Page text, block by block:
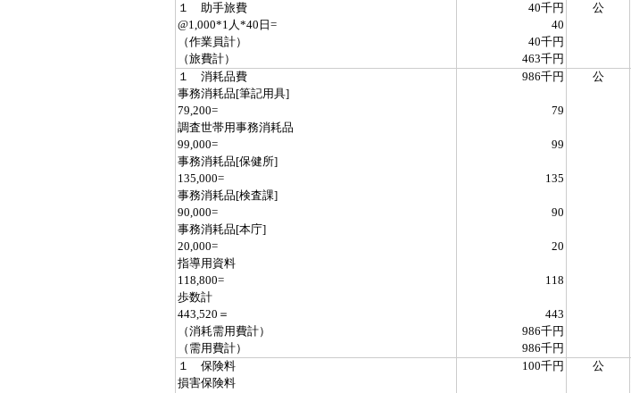
１ 助手旅費
40千円 公
@1,000*1人*40日=
40
（作業員計）
40千円
（旅費計）
463千円
１ 消耗品費
986千円 公
事務消耗品[筆記用具]
79,200=
79
調査世帯用事務消耗品
99,000=
99
事務消耗品[保健所]
135,000=
135
事務消耗品[検査課]
90,000=
90
事務消耗品[本庁]
20,000=
20
指導用資料
118,800=
118
歩数計
443,520＝
443
（消耗需用費計）
986千円
（需用費計）
986千円
１ 保険料
100千円 公
損害保険料